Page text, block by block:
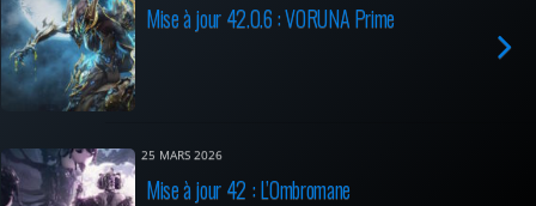
Mise à jour 42.0.6 : VORUNA Prime
25 MARS 2026
Mise à jour 42 : L’Ombromane